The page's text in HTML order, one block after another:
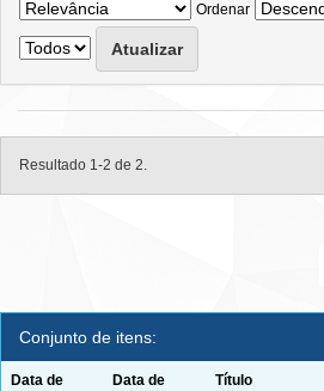
Ordenar
Resultado 1-2 de 2.
Conjunto de itens:
Data de
Data de
Título